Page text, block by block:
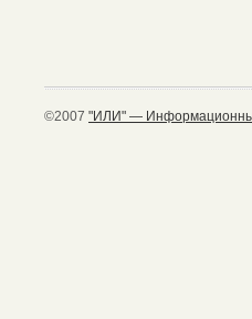
©2007 "ИЛИ" —